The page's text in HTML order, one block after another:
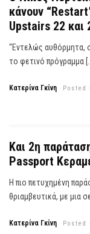
κάνουν
Upstairs 22 και
“Εντελώς αυθόρμητα,
το φετινό πρόγραμμα
Κατερίνα Γκίνη Posted
Και 2η
Passport
Η πιο πετυχημένη
θριαμβευτικά, με μια
Κατερίνα Γκίνη Posted